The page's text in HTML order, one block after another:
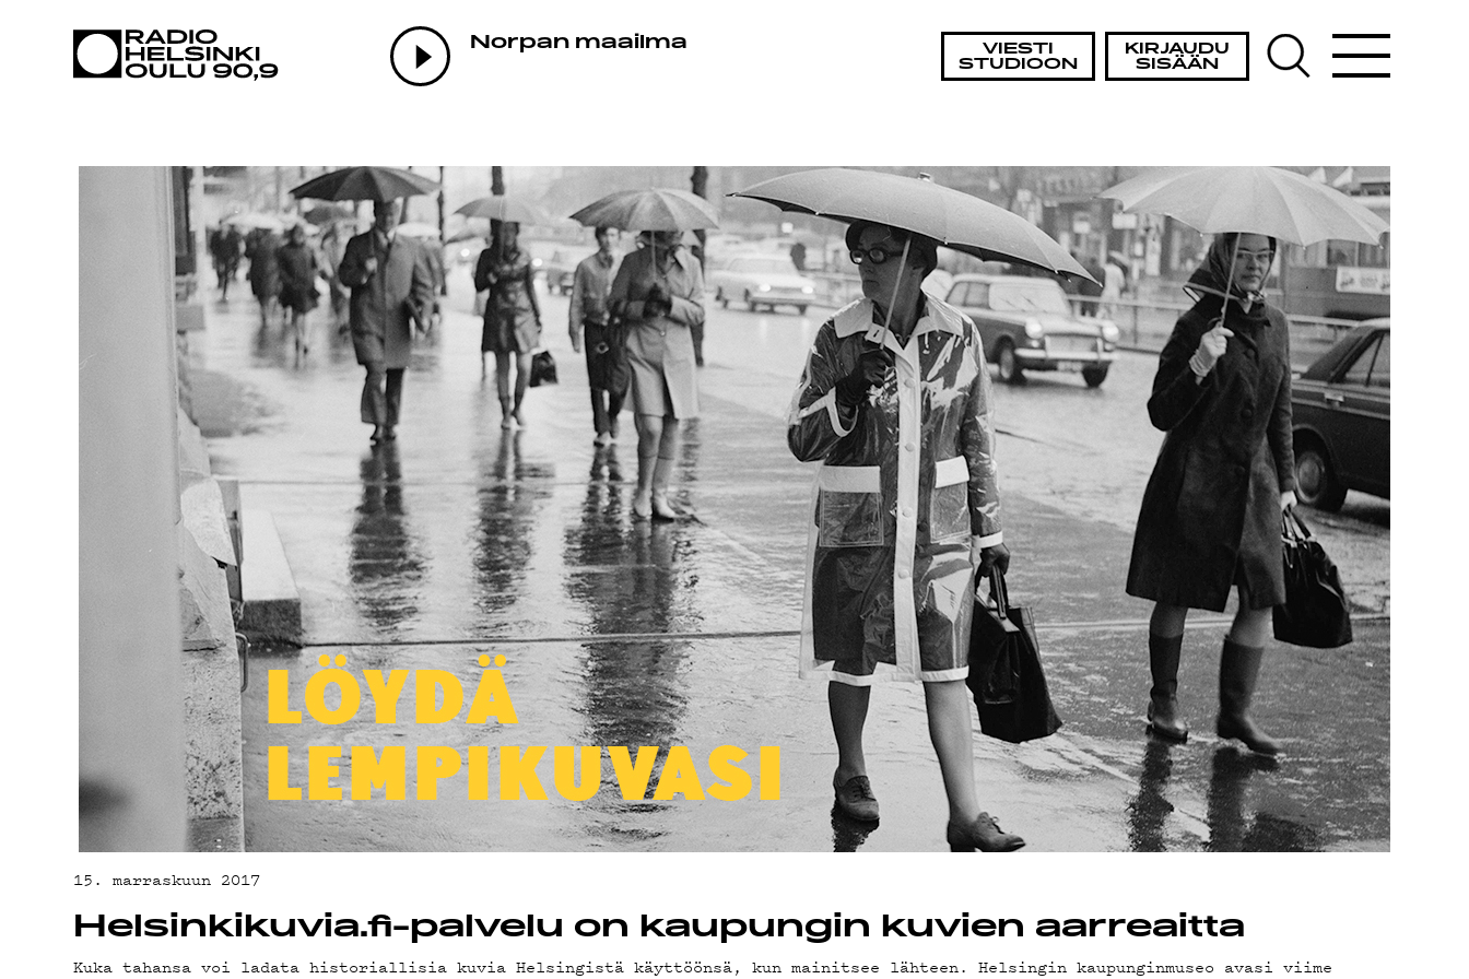
VIESTI
STUDIOON
KIRJAUDU
SISÄÄN
Norpan maailma
AJANKOHTAISTA
OHJELMAT
TEKIJÄT
ON-DEMAND
PODCAST
MAINOSTA
YHTEYSTIEDOT
G LIVELAB
YSTÄVÄKLUBI
TIETOSUOJA
15. marraskuun 2017
Helsinkikuvia.fi-palvelu on kaupungin kuvien aarreaitta
Kuka tahansa voi ladata historiallisia kuvia Helsingistä käyttöönsä, kun mainitsee lähteen. Helsingin kaupunginmuseo avasi viime